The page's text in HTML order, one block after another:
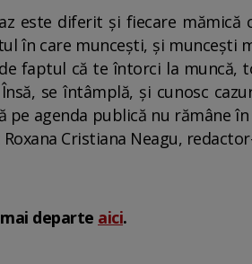
este diferit și fiecare
în care muncești, și muncești
faptul că te întorci la muncă,
se întâmplă, și cunosc
pe agenda publică nu rămâne
Cristiana Neagu,
departe aici.